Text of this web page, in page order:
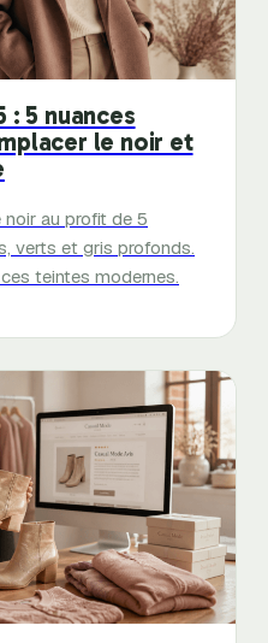
: 5 nuances
le noir et
au profit de 5
verts et gris profonds.
teintes modernes.